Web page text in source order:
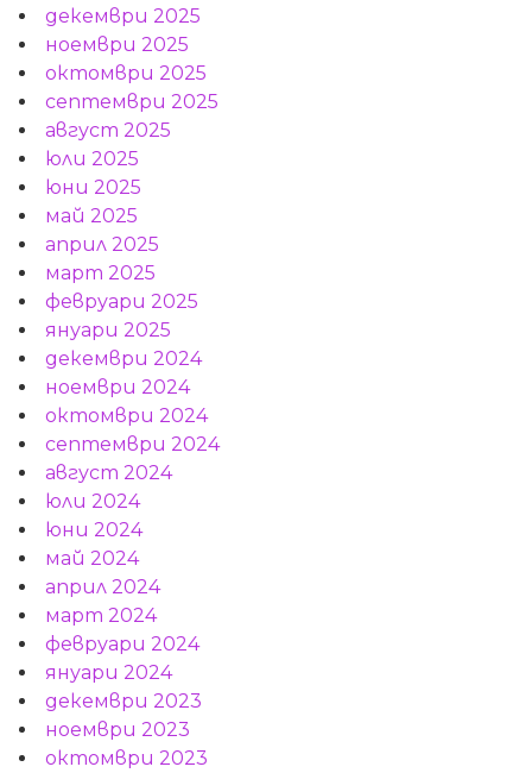
декември 2025
ноември 2025
октомври 2025
септември 2025
август 2025
юли 2025
юни 2025
май 2025
април 2025
март 2025
февруари 2025
януари 2025
декември 2024
ноември 2024
октомври 2024
септември 2024
август 2024
юли 2024
юни 2024
май 2024
април 2024
март 2024
февруари 2024
януари 2024
декември 2023
ноември 2023
октомври 2023